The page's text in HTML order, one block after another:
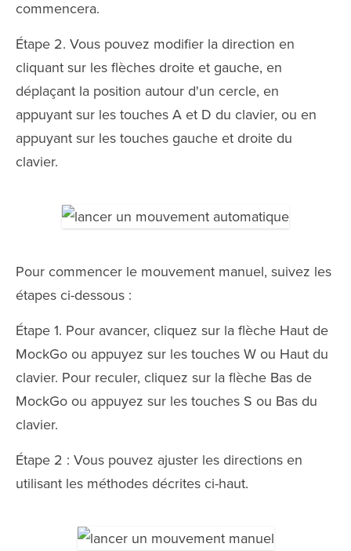
commencera.
Étape 2. Vous pouvez modifier la direction en
cliquant sur les flèches droite et gauche, en
déplaçant la position autour d'un cercle, en
appuyant sur les touches A et D du clavier, ou en
appuyant sur les touches gauche et droite du
clavier.
Pour commencer le mouvement manuel, suivez les
étapes ci-dessous :
Étape 1. Pour avancer, cliquez sur la flèche Haut de
MockGo ou appuyez sur les touches W ou Haut du
clavier. Pour reculer, cliquez sur la flèche Bas de
MockGo ou appuyez sur les touches S ou Bas du
clavier.
Étape 2 : Vous pouvez ajuster les directions en
utilisant les méthodes décrites ci-haut.